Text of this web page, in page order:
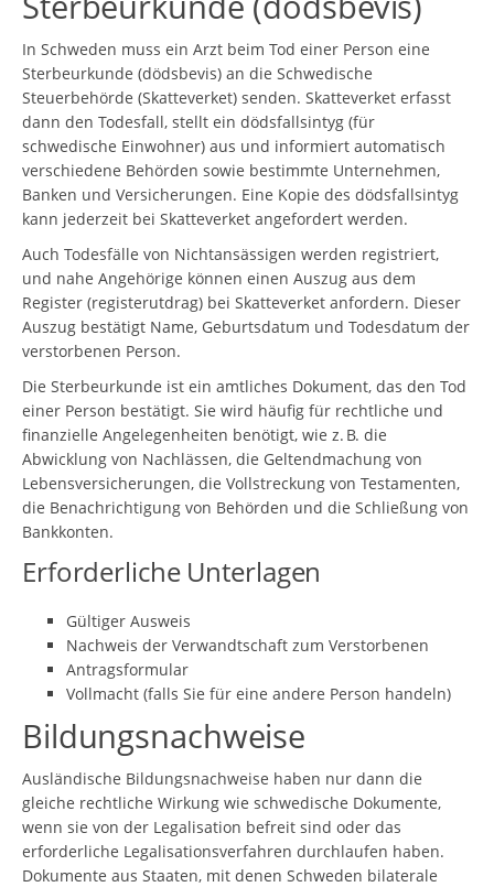
In Schweden muss ein Arzt beim Tod einer Person eine
Sterbeurkunde (dödsbevis) an die Schwedische
Steuerbehörde (Skatteverket) senden. Skatteverket erfasst
dann den Todesfall, stellt ein dödsfallsintyg (für
schwedische Einwohner) aus und informiert automatisch
verschiedene Behörden sowie bestimmte Unternehmen,
Banken und Versicherungen. Eine Kopie des dödsfallsintyg
kann jederzeit bei Skatteverket angefordert werden.
Auch Todesfälle von Nichtansässigen werden registriert,
und nahe Angehörige können einen Auszug aus dem
Register (registerutdrag) bei Skatteverket anfordern. Dieser
Auszug bestätigt Name, Geburtsdatum und Todesdatum der
verstorbenen Person.
Die Sterbeurkunde ist ein amtliches Dokument, das den Tod
einer Person bestätigt. Sie wird häufig für rechtliche und
finanzielle Angelegenheiten benötigt, wie z. B. die
Abwicklung von Nachlässen, die Geltendmachung von
Lebensversicherungen, die Vollstreckung von Testamenten,
die Benachrichtigung von Behörden und die Schließung von
Bankkonten.
Erforderliche Unterlagen
Gültiger Ausweis
Nachweis der Verwandtschaft zum Verstorbenen
Antragsformular
Vollmacht (falls Sie für eine andere Person handeln)
Bildungsnachweise
Ausländische Bildungsnachweise haben nur dann die
gleiche rechtliche Wirkung wie schwedische Dokumente,
wenn sie von der Legalisation befreit sind oder das
erforderliche Legalisationsverfahren durchlaufen haben.
Dokumente aus Staaten, mit denen Schweden bilaterale